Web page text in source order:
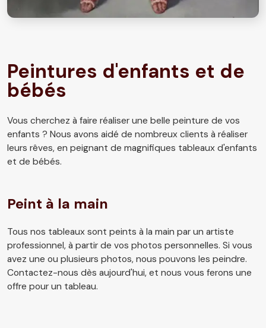
Peintures d'enfants et de
bébés
Vous cherchez à faire réaliser une belle peinture de vos
enfants ? Nous avons aidé de nombreux clients à réaliser
leurs rêves, en peignant de magnifiques tableaux d'enfants
et de bébés.
Peint à la main
Tous nos tableaux sont peints à la main par un artiste
professionnel, à partir de vos photos personnelles. Si vous
avez une ou plusieurs photos, nous pouvons les peindre.
Contactez-nous dès aujourd'hui, et nous vous ferons une
offre pour un tableau.